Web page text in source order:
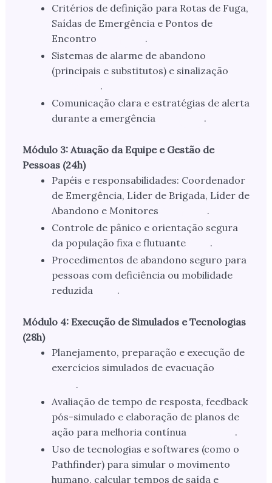
Critérios de definição para Rotas de Fuga,
Saídas de Emergência e Pontos de
Encontro
.
Sistemas de alarme de abandono
(principais e substitutos) e sinalização
.
Comunicação clara e estratégias de alerta
durante a emergência
.
Módulo 3: Atuação da Equipe e Gestão de
Pessoas (24h)
Papéis e responsabilidades: Coordenador
de Emergência, Líder de Brigada, Líder de
Abandono e Monitores
.
Controle de pânico e orientação segura
da população fixa e flutuante
.
Procedimentos de abandono seguro para
pessoas com deficiência ou mobilidade
reduzida
.
Módulo 4: Execução de Simulados e Tecnologias
(28h)
Planejamento, preparação e execução de
exercícios simulados de evacuação
.
Avaliação de tempo de resposta, feedback
pós-simulado e elaboração de planos de
ação para melhoria contínua
.
Uso de tecnologias e softwares (como o
Pathfinder) para simular o movimento
humano, calcular tempos de saída e